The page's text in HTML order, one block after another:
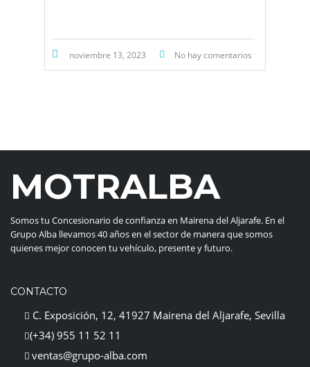
noviembre 13, 2023 No hay comentarios
MOTRALBA
Somos tu Concesionario de confianza en Mairena del Aljarafe. En el
Grupo Alba llevamos 40 años en el sector de manera que somos
quienes mejor conocen tu vehículo, presente y futuro.
CONTACTO
C. Exposición, 12, 41927 Mairena del Aljarafe, Sevilla
(+34) 955 11 52 11
ventas@grupo-alba.com